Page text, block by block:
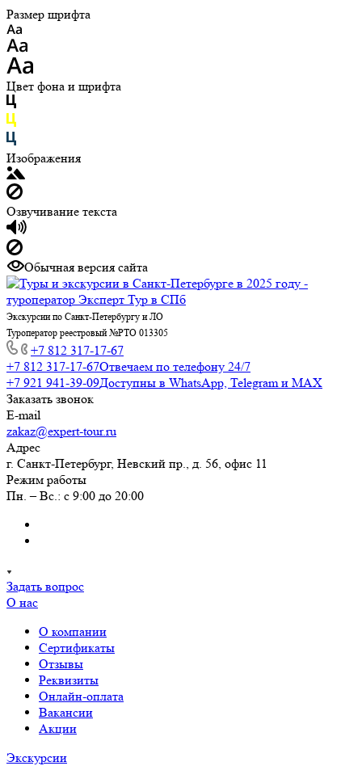
Размер шрифта
Цвет фона и шрифта
Изображения
Озвучивание текста
Обычная версия сайта
Экскурсии по Санкт-Петербургу и ЛО
Туроператор реестровый №РТО 013305
+7 812 317-17-67
+7 812 317-17-67Отвечаем по телефону 24/7
+7 921 941-39-09Доступны в WhatsApp, Telegram и MAX
Заказать звонок
E-mail
zakaz@expert-tour.ru
Адрес
г. Санкт-Петербург, Невский пр., д. 56, офис 11
Режим работы
Пн. – Вс.: с 9:00 до 20:00
Задать вопрос
О нас
О компании
Сертификаты
Отзывы
Реквизиты
Онлайн-оплата
Вакансии
Акции
Экскурсии